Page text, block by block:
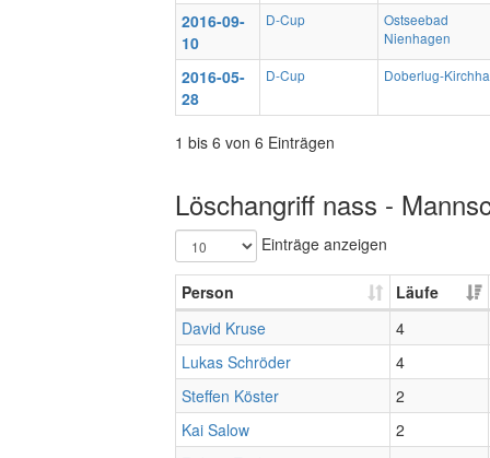
2016-09-
10
D-Cup
Ostseebad
Nienhagen
2016-05-
28
D-Cup Doberlug-
1 bis 6 von 6 Einträgen
Löschangriff nass -
Einträge anzeigen
Person
Läufe
David Kruse
4
Lukas Schröder
4
Steffen Köster
2
Kai Salow
2